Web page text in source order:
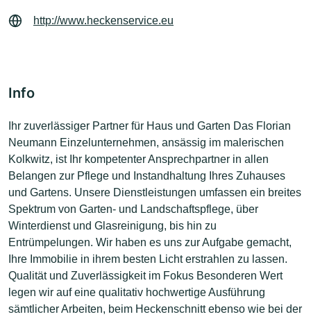
http://www.heckenservice.eu
Info
Ihr zuverlässiger Partner für Haus und Garten Das Florian
Neumann Einzelunternehmen, ansässig im malerischen
Kolkwitz, ist Ihr kompetenter Ansprechpartner in allen
Belangen zur Pflege und Instandhaltung Ihres Zuhauses
und Gartens. Unsere Dienstleistungen umfassen ein breites
Spektrum von Garten- und Landschaftspflege, über
Winterdienst und Glasreinigung, bis hin zu
Entrümpelungen. Wir haben es uns zur Aufgabe gemacht,
Ihre Immobilie in ihrem besten Licht erstrahlen zu lassen.
Qualität und Zuverlässigkeit im Fokus Besonderen Wert
legen wir auf eine qualitativ hochwertige Ausführung
sämtlicher Arbeiten, beim Heckenschnitt ebenso wie bei der